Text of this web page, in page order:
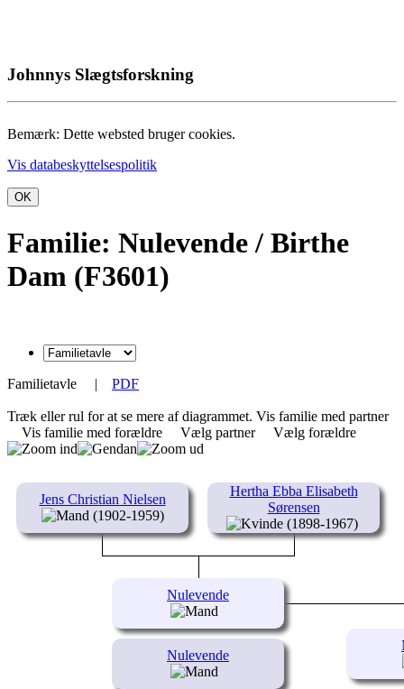
Johnnys Slægtsforskning
Bemærk: Dette websted bruger cookies.
Vis databeskyttelsespolitik
OK
Familie: Nulevende / Birthe
Dam (F3601)
Familietavle | PDF
Træk eller rul for at se mere af diagrammet. Vis familie med partner
Vis familie med forældre
Vælg partner Vælg forældre
Jens Christian Nielsen
(1902-1959)
Hertha Ebba Elisabeth
Sørensen
(1898-1967)
Nulevende
Nulevende